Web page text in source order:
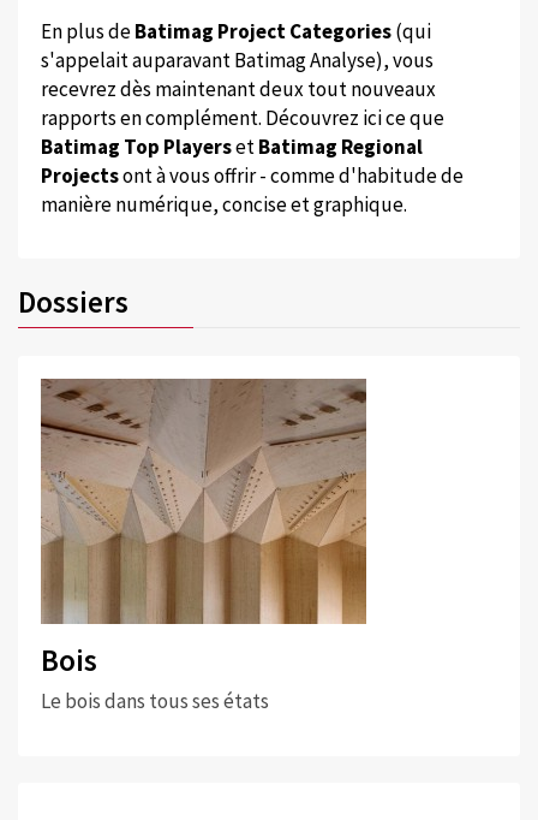
En plus deBatimag Project Categories(qui
s'appelait auparavant Batimag Analyse), vous
recevrez dès maintenant deux tout nouveaux
rapports en complément. Découvrez ici ce que
Batimag Top PlayersetBatimag Regional
Projectsont à vous offrir - comme d'habitude de
manière numérique, concise et graphique.
Dossiers
Bois
Le bois dans tous ses états